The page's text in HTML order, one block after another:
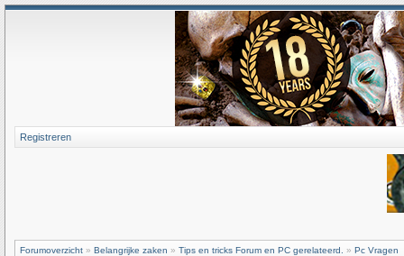
Registreren
Forumoverzicht » Belangrijke zaken » Tips en tricks Forum en PC gerelateerd. » Pc Vragen